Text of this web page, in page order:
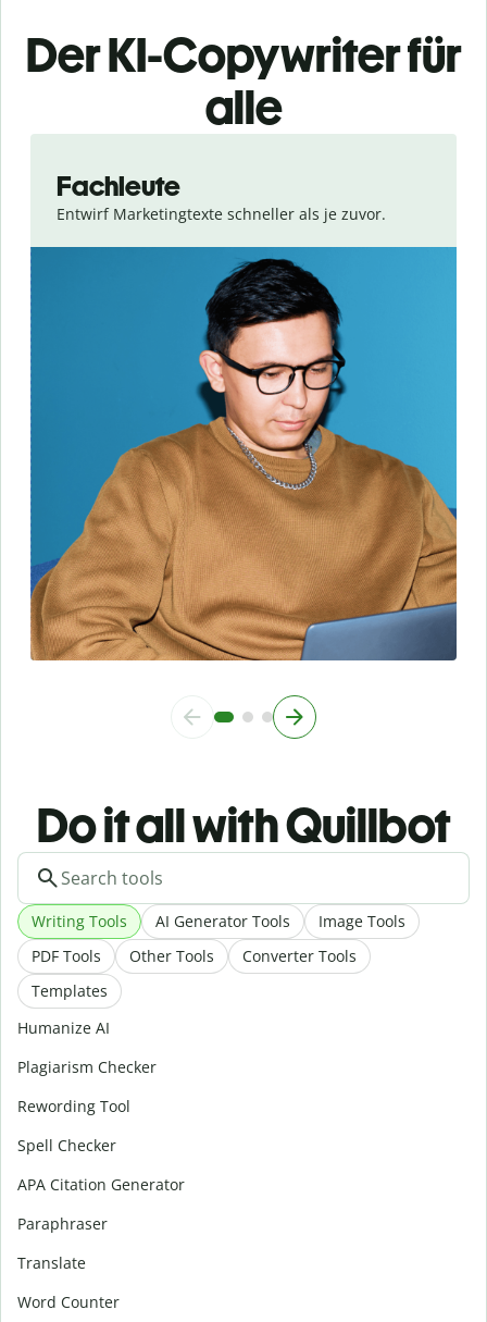
Der KI-Copywriter für
alle
Fachleute
Entwirf Marketingtexte schneller als je zuvor.
Do it all with Quillbot
Writing Tools AI Generator Tools
Image Tools
PDF Tools
Other Tools
Converter Tools
Templates
Humanize AI
Plagiarism Checker
Rewording Tool
Spell Checker
APA Citation Generator
Paraphraser
Translate
Word Counter